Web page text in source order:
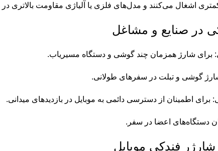
اشغال می‌کنند و مدل‌های فلزی یا آلیاژی مقاومت بالاتری در
در صنایع و مشاغل
برای شارژ همزمان چند گوشی و دستگاه مسیریاب.
گوشی و تبلت در سفرهای طولانی.
اطمینان از دسترسی دائمی به موبایل در بازدیدهای میدانی.
دستگاه‌های اعضا در سفر.
شارژر فندکی موبایل